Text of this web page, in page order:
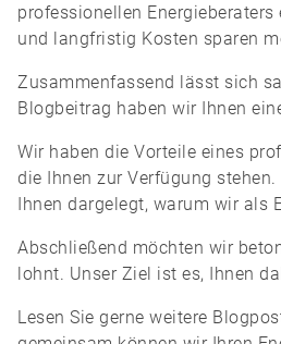
professionellen
und langfristig Kosten sparen
Zusammenfassend lässt sich
Blogbeitrag haben wir Ihnen
Wir haben die Vorteile eines
die Ihnen zur Verfügung
Ihnen dargelegt, warum wir als
Abschließend möchten wir
lohnt. Unser Ziel ist es, Ihnen
Lesen Sie gerne weitere